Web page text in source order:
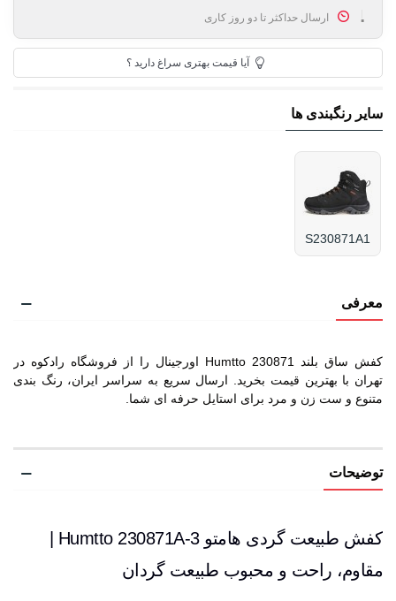
ارسال حداکثر تا دو روز کاری
آیا قیمت بهتری سراغ دارید ؟
سایر رنگبندی ها
S230871A1
معرفی
کفش ساق بلند Humtto 230871 اورجینال را از فروشگاه رادکوه در
تهران با بهترین قیمت بخرید. ارسال سریع به سراسر ایران، رنگ بندی
متنوع و ست زن و مرد برای استایل حرفه ای شما.
توضیحات
مقاوم، راحت و محبوب طبیعت گردان